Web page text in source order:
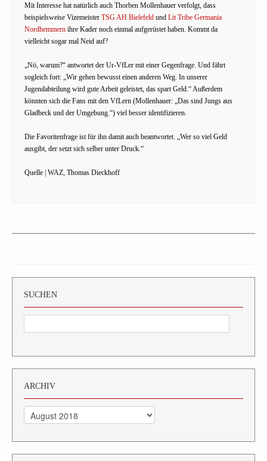
Mit Interesse hat natürlich auch Thorben Mollenhauer verfolgt, dass
beispielsweise Vizemeister TSG AH Bielefeld und Lit Tribe Germania
Nordhemmern ihre Kader noch einmal aufgerüstet haben. Kommt da
vielleicht sogar mal Neid auf?
„Nö, warum?“ antwortet der Ur-VfLer mit einer Gegenfrage. Und fährt
sogleich fort: „Wir gehen bewusst einen anderen Weg. In unserer
Jugendabteilung wird gute Arbeit geleistet, das spart Geld.“ Außerdem
könnten sich die Fans mit den VfLern (Mollenhauer: „Das sind Jungs aus
Gladbeck und der Umgebung.“) viel besser identifizieren.
Die Favoritenfrage ist für ihn damit auch beantwortet. „Wer so viel Geld
ausgibt, der setzt sich selber unter Druck.“
Quelle | WAZ, Thomas Dieckhoff
SUCHEN
ARCHIV
Archiv